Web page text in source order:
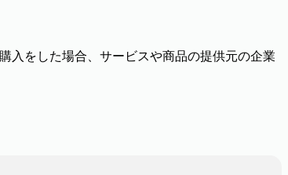
入をした場合、サービスや商品の提供元の企業